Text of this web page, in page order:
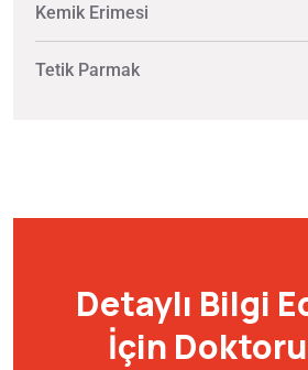
Kemik Erimesi
Tetik Parmak
Detaylı Bilgi
İçin